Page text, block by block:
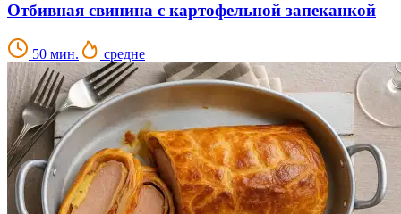
Отбивная свинина с картофельной запеканкой
50 мин. средне